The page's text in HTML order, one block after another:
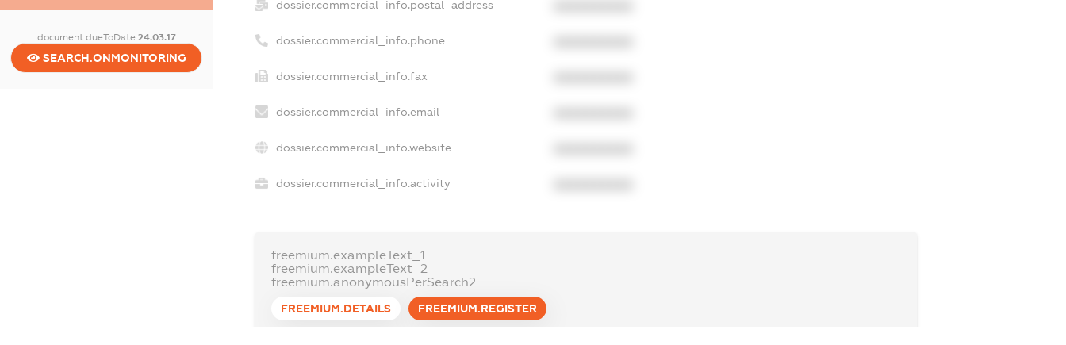
document.dueToDate 24.03.17
SEARCH.ONMONITORING
dossier.commercial_info.postal_address
dossier.commercial_info.phone
dossier.commercial_info.fax
dossier.commercial_info.email
dossier.commercial_info.website
dossier.commercial_info.activity
freemium.exampleText_1
freemium.exampleText_2
freemium.anonymousPerSearch2
FREEMIUM.DETAILS FREEMIUM.REGISTER